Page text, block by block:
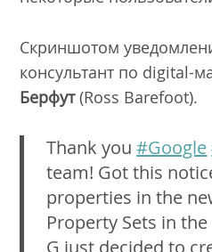
Скриншотом
консультант по digital-
Берфут(Ross Barefoot).
Thank you#Google
team! Got this
properties in the
Property Sets in
G just decided to